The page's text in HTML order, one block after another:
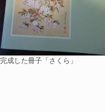
完成した冊子「さくら」